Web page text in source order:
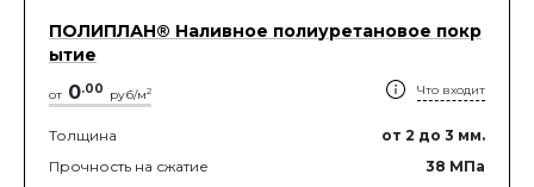
ПОЛИПЛАН® Наливное полиуретановое покр
ытие
от 0.00 руб/м2 Что входит
Толщина от 2 до 3 мм.
Прочность на сжатие
38 МПа